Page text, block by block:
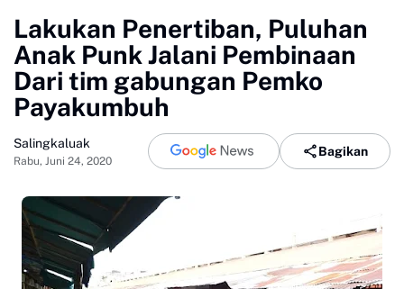
Lakukan Penertiban, Puluhan
Anak Punk Jalani Pembinaan
Dari tim gabungan Pemko
Payakumbuh
Salingkaluak
Rabu, Juni 24, 2020
Bagikan